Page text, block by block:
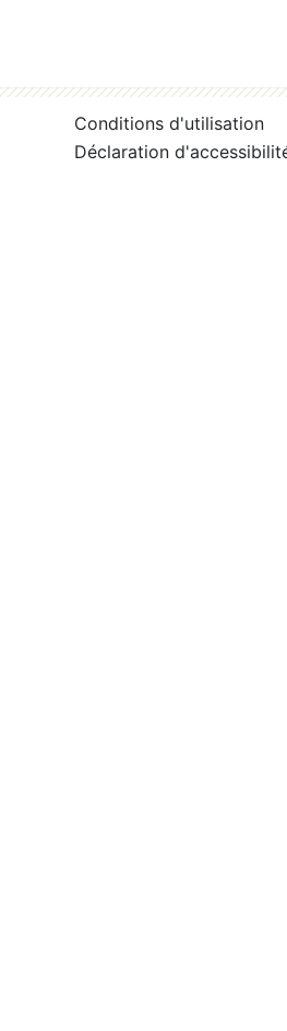
Conditions d'utilisation
Déclaration